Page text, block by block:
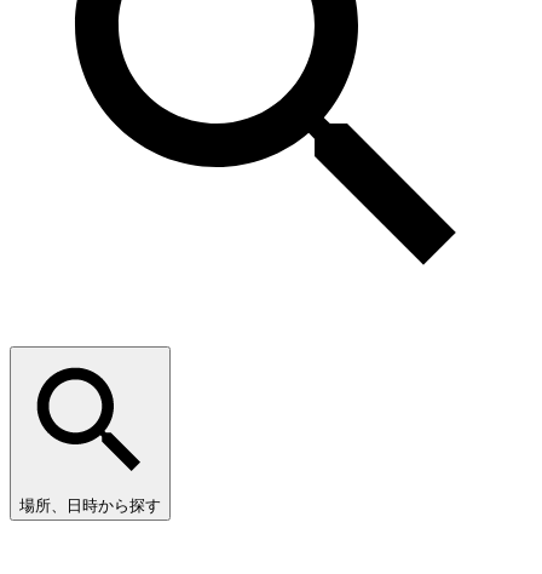
場所、日時から探す